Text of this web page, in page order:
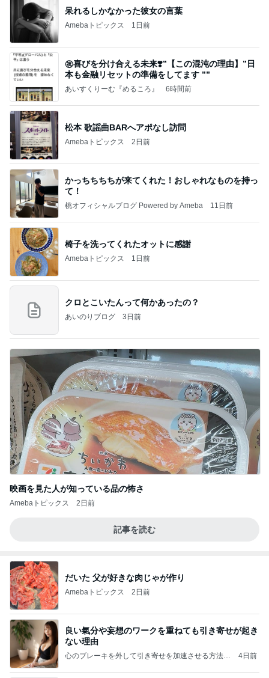
呆れるしかなかった彼女の言葉
Amebaトピックス 1日前
㊗️喜びを分け合える未来❣️”【この混沌の理由】”⽇
本も⾦融リセットの準備をしてます ””
あいすくりーむ『めるころ』 6時間前
松本 歌謡曲BARへアポなし訪問
Amebaトピックス 2日前
かっちちちちが来てくれた！おしゃれなものを持っ
て！
桃オフィシャルブログ Powered by Ameba 11日前
椅子を洗ってくれたオットに感謝
Amebaトピックス 1日前
クロとこいたんって何かあったの？
あいのりブログ 3日前
映画を見た人が知っている品の怖さ
Amebaトピックス 2日前
記事を読む
だいた 父が好きな肉じゃが作り
Amebaトピックス 2日前
良い氣分や妄想のワークを重ねても引き寄せが起き
ない理由
心のブレーキを外して引き寄せを加速させる方法：
4日前